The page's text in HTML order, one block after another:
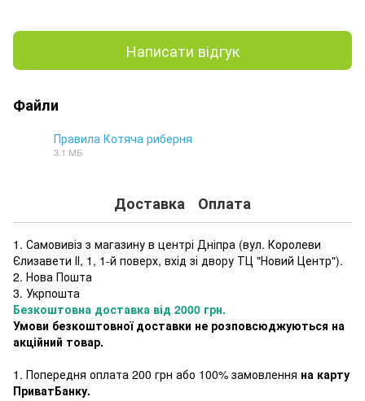
Написати відгук
Файли
Правила Котяча риберня
3.1 МБ
Доставка Оплата
1. Самовивіз з магазину в центрі Дніпра (вул. Королеви
Єлизавети ІІ, 1, 1-й поверх, вхід зі двору ТЦ "Новий Центр").
2. Нова Пошта
3. Укрпошта
Безкоштовна доставка від 2000 грн.
Умови безкоштовної доставки не розповсюджуються на
акційний товар.
1. Попередня оплата 200 грн або 100% замовлення на карту
ПриватБанку.